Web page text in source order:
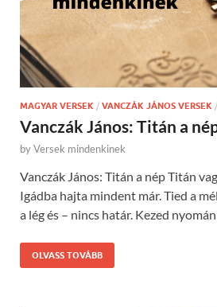
MAGYAR VERSEK / VANCZÁK JÁNOS VERSEK /
Vanczák János: Titán a
byVersek mindenkinek
Vanczák János: Titán a nép Titán
Igádba hajta mindent már. Tied a
a lég és – nincs határ. Kezed
OLVASS TOVÁBB